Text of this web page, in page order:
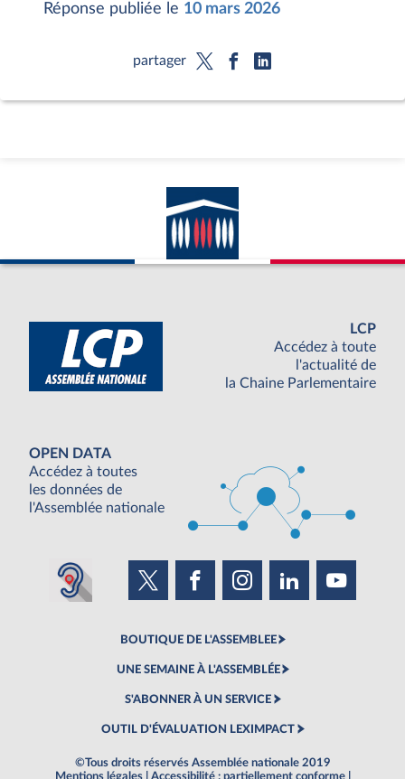
Réponse publiée le 10 mars 2026
partager
LCP
Accédez à toute
l'actualité de
la Chaine Parlementaire
OPEN DATA
Accédez à toutes
les données de
l'Assemblée nationale
BOUTIQUE DE L'ASSEMBLEE
UNE SEMAINE À L'ASSEMBLÉE
S'ABONNER À UN SERVICE
OUTIL D'ÉVALUATION LEXIMPACT
©Tous droits réservés Assemblée nationale 2019
Mentions légales
Accessibilité : partiellement conforme